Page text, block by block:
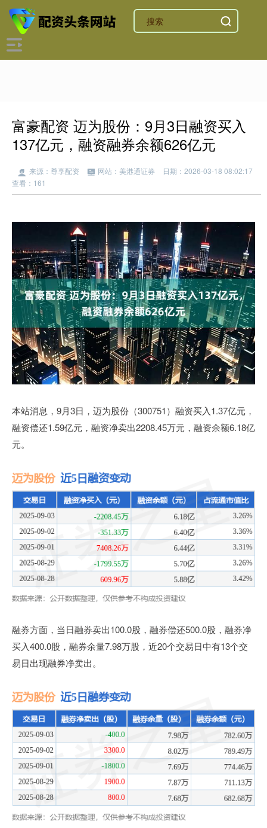
富豪配资 迈为股份：9月3日融资买入
137亿元，融资融券余额626亿元
来源：尊享配资 网站：美港通证券
日期：2026-03-18 08:02:17
查看：161
本站消息，9月3日，迈为股份（300751）融资买入1.37亿元，
融资偿还1.59亿元，融资净卖出2208.45万元，融资余额6.18亿
元。
融券方面，当日融券卖出100.0股，融券偿还500.0股，融券净
买入400.0股，融券余量7.98万股，近20个交易日中有13个交
易日出现融券净卖出。